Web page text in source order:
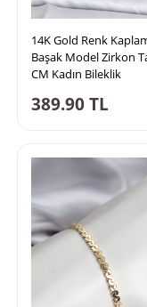
14K Gold Renk
Başak Model Zirkon
CM Kadın Bileklik
389.90TL